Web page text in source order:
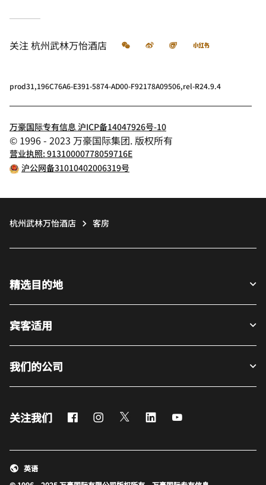
关注杭州武林万怡酒店 微信 微博 飞猪 小红书
prod31,196C76A6-E391-5874-AD00-F92178A09506,rel-R24.9.4
万豪国际专有信息 沪ICP备14047926号-10
© 1996 - 2023 万豪国际集团. 版权所有
营业执照: 91310000778059716E
沪公网备31010402006319号
杭州武林万怡酒店 客房
精选目的地
宾客适用
我们的公司
关注我们 FacebookInstagram
Twitter LinkedIn
英语